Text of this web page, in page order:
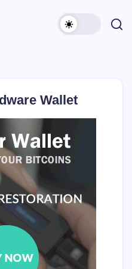
Wallet